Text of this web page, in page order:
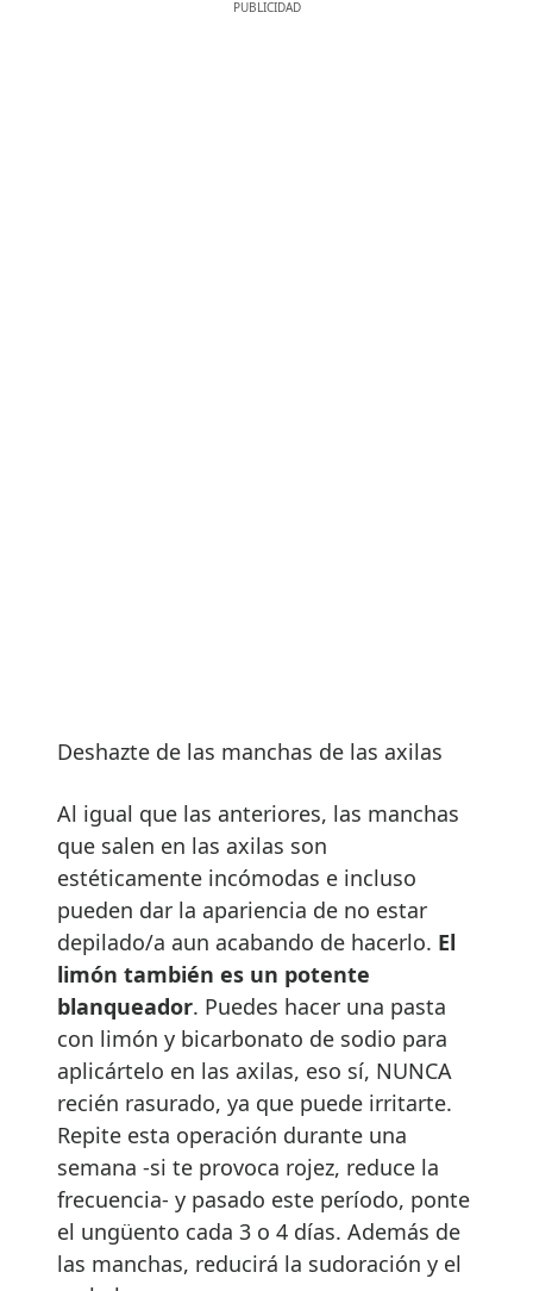
Deshazte de las manchas de las axilas
Al igual que las anteriores, las manchas
que salen en las axilas son
estéticamente incómodas e incluso
pueden dar la apariencia de no estar
depilado/a aun acabando de hacerlo. El
limón también es un potente
blanqueador. Puedes hacer una pasta
con limón y bicarbonato de sodio para
aplicártelo en las axilas, eso sí, NUNCA
recién rasurado, ya que puede irritarte.
Repite esta operación durante una
semana -si te provoca rojez, reduce la
frecuencia- y pasado este período, ponte
el ungüento cada 3 o 4 días. Además de
las manchas, reducirá la sudoración y el